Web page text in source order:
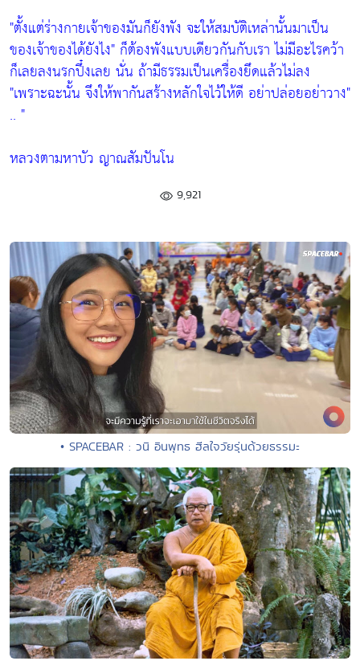
"ตั้งแต่ร่างกายเจ้าของมันก็ยังพัง จะให้สมบัติเหล่านั้นมาเป็น
ของเจ้าของได้ยังไง" ก็ต้องพังแบบเดียวกันกับเรา ไม่มีอะไรคว้า
ก็เลยลงนรกปึ๋งเลย นั่น ถ้ามีธรรมเป็นเครื่องยึดแล้วไม่ลง
"เพราะฉะนั้น จึงให้พากันสร้างหลักใจไว้ให้ดี อย่าปล่อยอย่าวาง"
.. "
หลวงตามหาบัว ญาณสัมปันโน
9,921
• SPACEBAR : วนิ อินพุทธ ฮีลใจวัยรุ่นด้วยธรรมะ